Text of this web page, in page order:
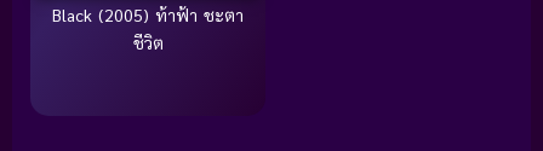
Black (2005) ท้าฟ้า ชะตา
ชีวิต